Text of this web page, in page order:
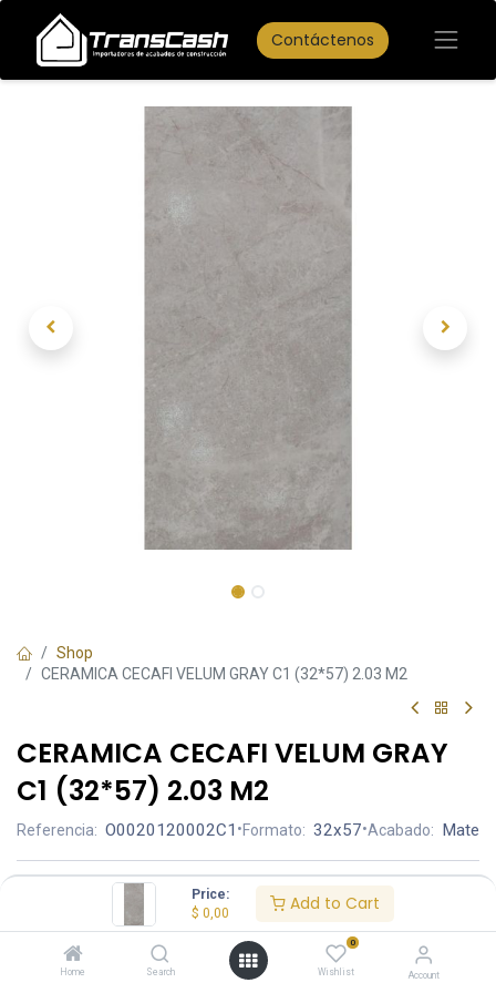
Price:
$ 0,00 Add to Cart
Home Search
0
Wishlist Account
Contáctenos
Shop
CERAMICA CECAFI VELUM GRAY C1 (32*57) 2.03 M2
CERAMICA CECAFI VELUM GRAY
C1 (32*57) 2.03 M2
Referencia: O0020120002C1 •Formato: 32x57•Acabado: Mate